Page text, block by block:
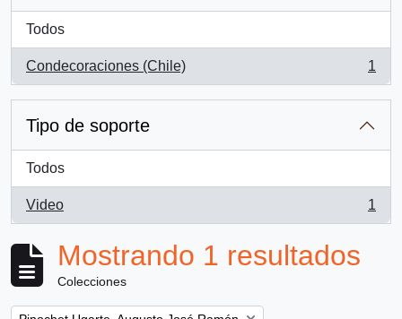
Todos
Condecoraciones (Chile)
, 1 resultados
1
Tipo de soporte
Todos
Video
, 1 resultados
1
Mostrando 1 resultados
Colecciones